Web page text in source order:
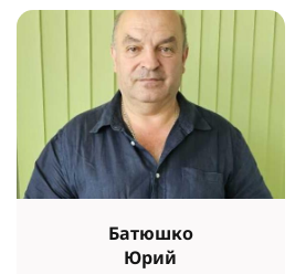
Батюшко
Юрий